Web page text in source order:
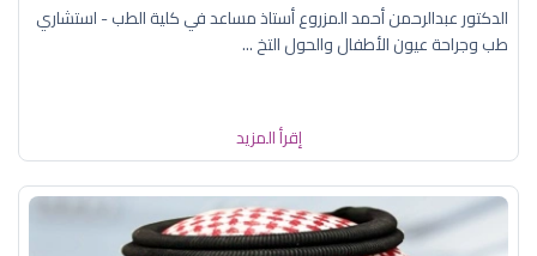
الدكتور عبدالرحمن أحمد المزروع أستاذ مساعد في كلية الطب - استشاري
طب وجراحة عيون الأطفال والحول التخ ...
إقرأ المزيد